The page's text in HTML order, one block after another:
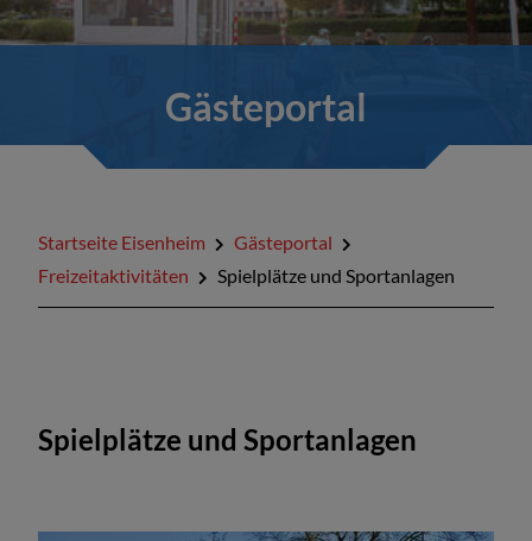
Essen & Trinken
Veranstaltungen
Gästeportal
Startseite Eisenheim
Gästeportal
Freizeitaktivitäten
Spielplätze und Sportanlagen
Spielplätze und Sportanlagen